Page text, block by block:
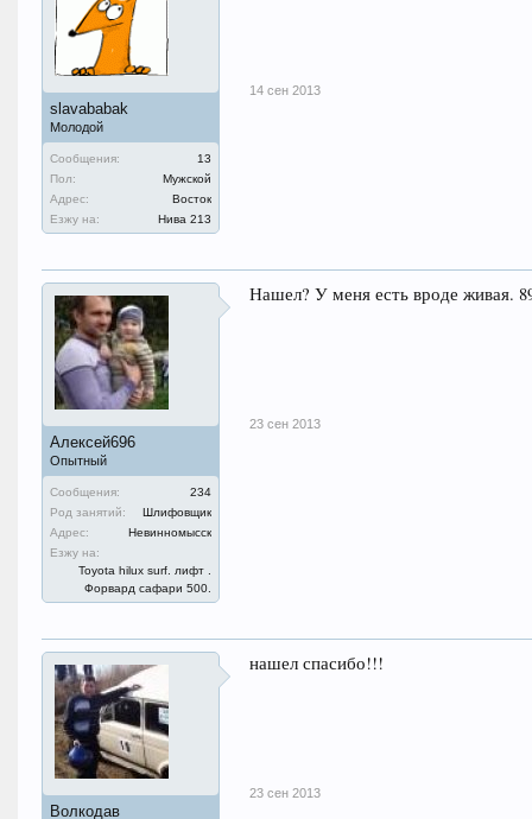
slavababak
Молодой
Сообщения:
13
Пол:
Мужской
Адрес:
Восток
Езжу на:
Нива 213
14 сен 2013
Алексей696
Опытный
Сообщения:
234
Род занятий:
Шлифовщик
Адрес:
Невинномысск
Езжу на:
Toyota hilux surf. лифт .
Форвард сафари 500.
Нашел? У меня есть вроде живая.
23 сен 2013
Волкодав
нашел спасибо!!!
23 сен 2013